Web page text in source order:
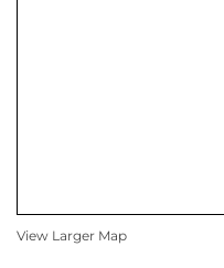
View Larger Map